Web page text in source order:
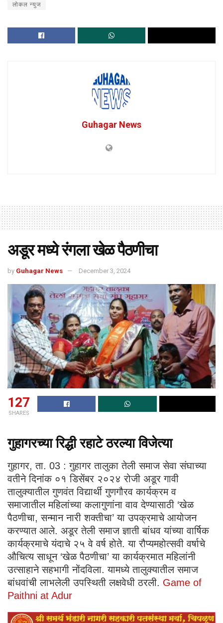
लोकल न्युज
Guhagar News
अडूर मध्ये रंगला खेळ पैठणीचा
by Guhagar News December 3, 2024
127
SHARES
गुहागरच्या रिद्धी रहाटे ठरल्या विजेत्या
गुहागर, ता. 03 : गुहागर तालुका तेली समाज सेवा संघाच्या
वतीने दिनांक ०१ डिसेंबर २०२४ रोजी अडूर गावी
तालुक्यातील गुणवंत विद्यार्थी गुणगौरव कार्यक्रम व
समाजातील महिलांच्या कलागुणांना वाव देण्यासाठी ‘खेळ
पैठणीचा, सन्मान नारी शक्तीचा’ या उपक्रमाचे आयोजन
करण्यात आले. अडूर तेली समाज ज्ञाती बांधव यांच्या वार्षिक
कार्यक्रमाचे यंदाचे २५ वे वर्ष होते. या रौप्यमहोत्सवी वर्षाचे
औचित्य साधून ‘खेळ पैठणीचा’ या कार्यक्रमात महिलांनी
उत्साहाने सहभागी नोंदविला. यामध्ये तालुक्यातील समाज
बांधवांची लाभलेली उपस्थिती लक्षवेधी ठरली. Game of
Paithni at Adur